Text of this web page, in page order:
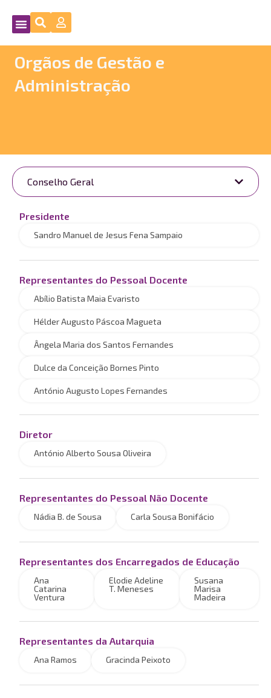
Orgãos de Gestão e
Administração
Conselho Geral
Presidente
Sandro Manuel de Jesus Fena Sampaio
Representantes do Pessoal Docente
Abílio Batista Maia Evaristo
Hélder Augusto Páscoa Magueta
Ângela Maria dos Santos Fernandes
Dulce da Conceição Bornes Pinto
António Augusto Lopes Fernandes
Diretor
António Alberto Sousa Oliveira
Representantes do Pessoal Não Docente
Nádia B. de Sousa Carla Sousa Bonifácio
Representantes dos Encarregados de Educação
Ana
Catarina
Ventura
Elodie Adeline
T. Meneses
Susana
Marisa
Madeira
Representantes da Autarquia
Ana Ramos Gracinda Peixoto